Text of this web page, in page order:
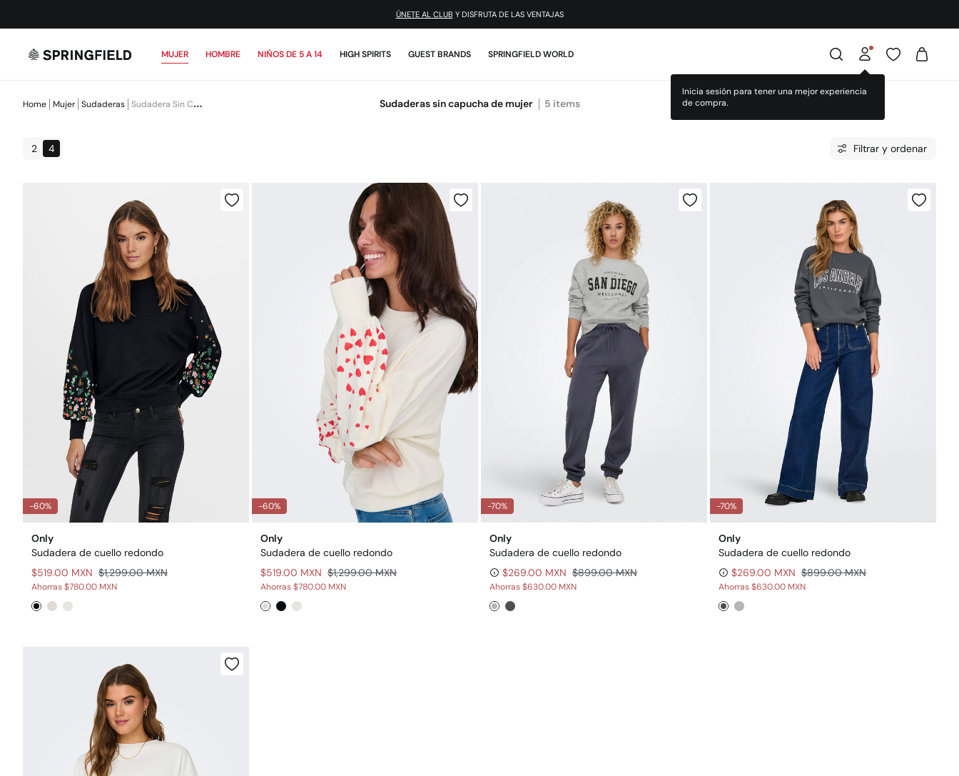
¡DESCARGA LA APP!
MUJER HOMBRE NIÑOS DE 5 A 14 HIGH SPIRITS GUEST BRANDS SPRINGFIELD WORLD
Home Mujer Sudaderas Sudadera Sin Capucha Sudaderas sin capucha de mujer 5 items
2 4 Filtrar y ordenar
-60%
Only
Sudadera de cuello redondo
$519.00 MXN $1,299.00 MXN
Ahorras$780.00 MXN
-60%
Only
Sudadera de cuello redondo
$519.00 MXN $1,299.00 MXN
Ahorras$780.00 MXN
-70%
Only
Sudadera de cuello redondo
$269.00 MXN $899.00 MXN
Ahorras$630.00 MXN
-70%
Only
Sudadera de cuello redondo
$269.00 MXN $899.00 MXN
Ahorras$630.00 MXN